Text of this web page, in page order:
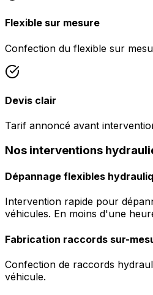
Flexible sur mesure
Confection du flexible sur
Devis clair
Tarif annoncé avant
Nos interventions
Dépannage flexibles
Intervention rapide pour
véhicules. En moins d'une
Fabrication raccords sur-
Confection de raccords
véhicule.